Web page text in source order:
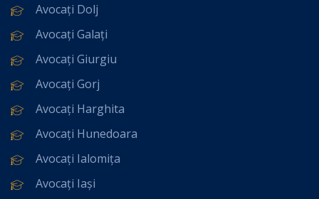
Avocați Dolj
Avocați Galați
Avocați Giurgiu
Avocați Gorj
Avocați Harghita
Avocați Hunedoara
Avocați Ialomița
Avocați Iași